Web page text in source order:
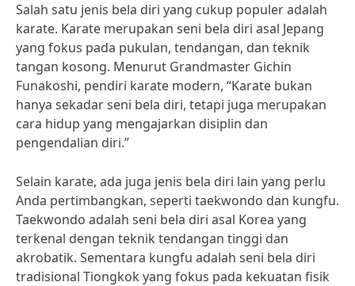
Salah satu jenis bela diri yang cukup populer adalah
karate. Karate merupakan seni bela diri asal Jepang
yang fokus pada pukulan, tendangan, dan teknik
tangan kosong. Menurut Grandmaster Gichin
Funakoshi, pendiri karate modern, “Karate bukan
hanya sekadar seni bela diri, tetapi juga merupakan
cara hidup yang mengajarkan disiplin dan
pengendalian diri.”
Selain karate, ada juga jenis bela diri lain yang perlu
Anda pertimbangkan, seperti taekwondo dan kungfu.
Taekwondo adalah seni bela diri asal Korea yang
terkenal dengan teknik tendangan tinggi dan
akrobatik. Sementara kungfu adalah seni bela diri
tradisional Tiongkok yang fokus pada kekuatan fisik